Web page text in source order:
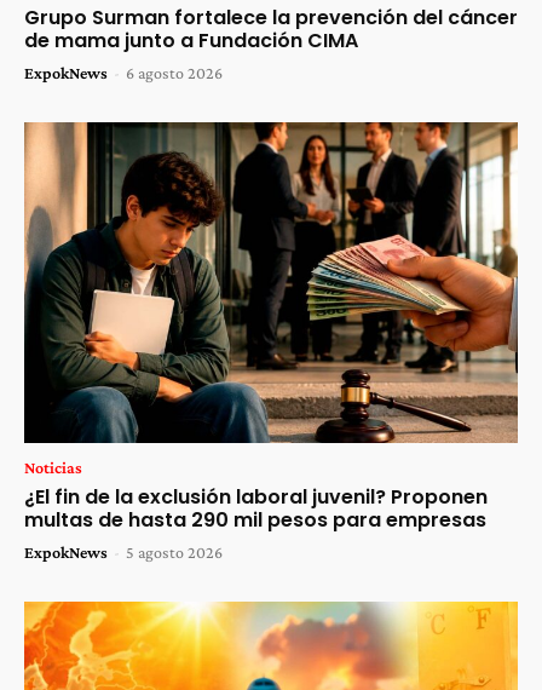
Grupo Surman fortalece la prevención del cáncer
de mama junto a Fundación CIMA
ExpokNews - 6 agosto 2026
Noticias
¿El fin de la exclusión laboral juvenil? Proponen
multas de hasta 290 mil pesos para empresas
ExpokNews - 5 agosto 2026